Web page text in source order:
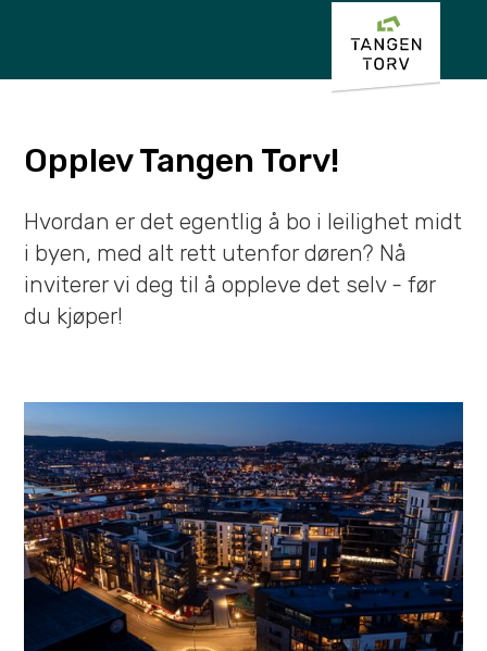
Opplev Tangen Torv!
Hvordan er det egentlig å bo i leilighet midt
i byen, med alt rett utenfor døren? Nå
inviterer vi deg til å oppleve det selv - før
du kjøper!